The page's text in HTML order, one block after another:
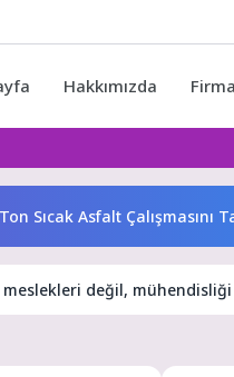
Hakkımızda
Asfalt Çalışmasını
meslekleri değil,